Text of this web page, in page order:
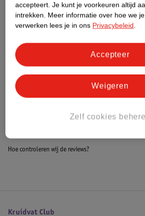
Dit product heeft
Impact Score.
Meer informatie
Bestel & Bezorginformatie
Hoe controleren wij de reviews?
Kruidvat Club
accepteert. Je kunt je voorkeuren altijd
intrekken. Meer informatie over hoe we
verwerken lees je in ons Privacybeleid.
Zelf cookies
Weigeren
Accepteer